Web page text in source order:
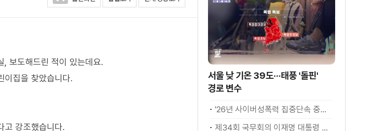
보도해드린 적이 있는데요.
이집을 찾았습니다.
고 강조했습니다.
서울 낮 기온 39도···태풍 '돌핀'
경로 변수
'26년 사이버성폭력 집중단속 중간성과 발표···향후 추진계획은?
제34회 국무회의 이재명 대통령 모두발언